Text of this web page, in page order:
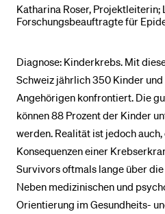
Katharina Roser, Projektleiterin;
Forschungsbeauftragte für
Diagnose: Kinderkrebs. Mit
Schweiz jährlich 350 Kinder
Angehörigen konfrontiert. Die
können 88 Prozent der Kinder
werden. Realität ist jedoch
Konsequenzen einer
Survivors oftmals lange über
Neben medizinischen und
Orientierung im Gesundheits-